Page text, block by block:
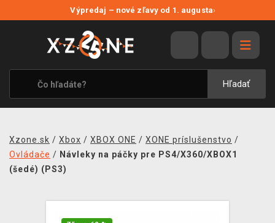
Výpredaj – nové zľavy od 1. augusta›
Hľadať
VÝPREDAJ
VIDEOHRY
XZONE ORIGINALS
TEMATIKY
MERCHANDISE
Xzone.sk / Xbox / XBOX ONE / XONE príslušenstvo /
Ovládače / Návleky na páčky pre PS4/X360/XBOX1
(šedé) (PS3)